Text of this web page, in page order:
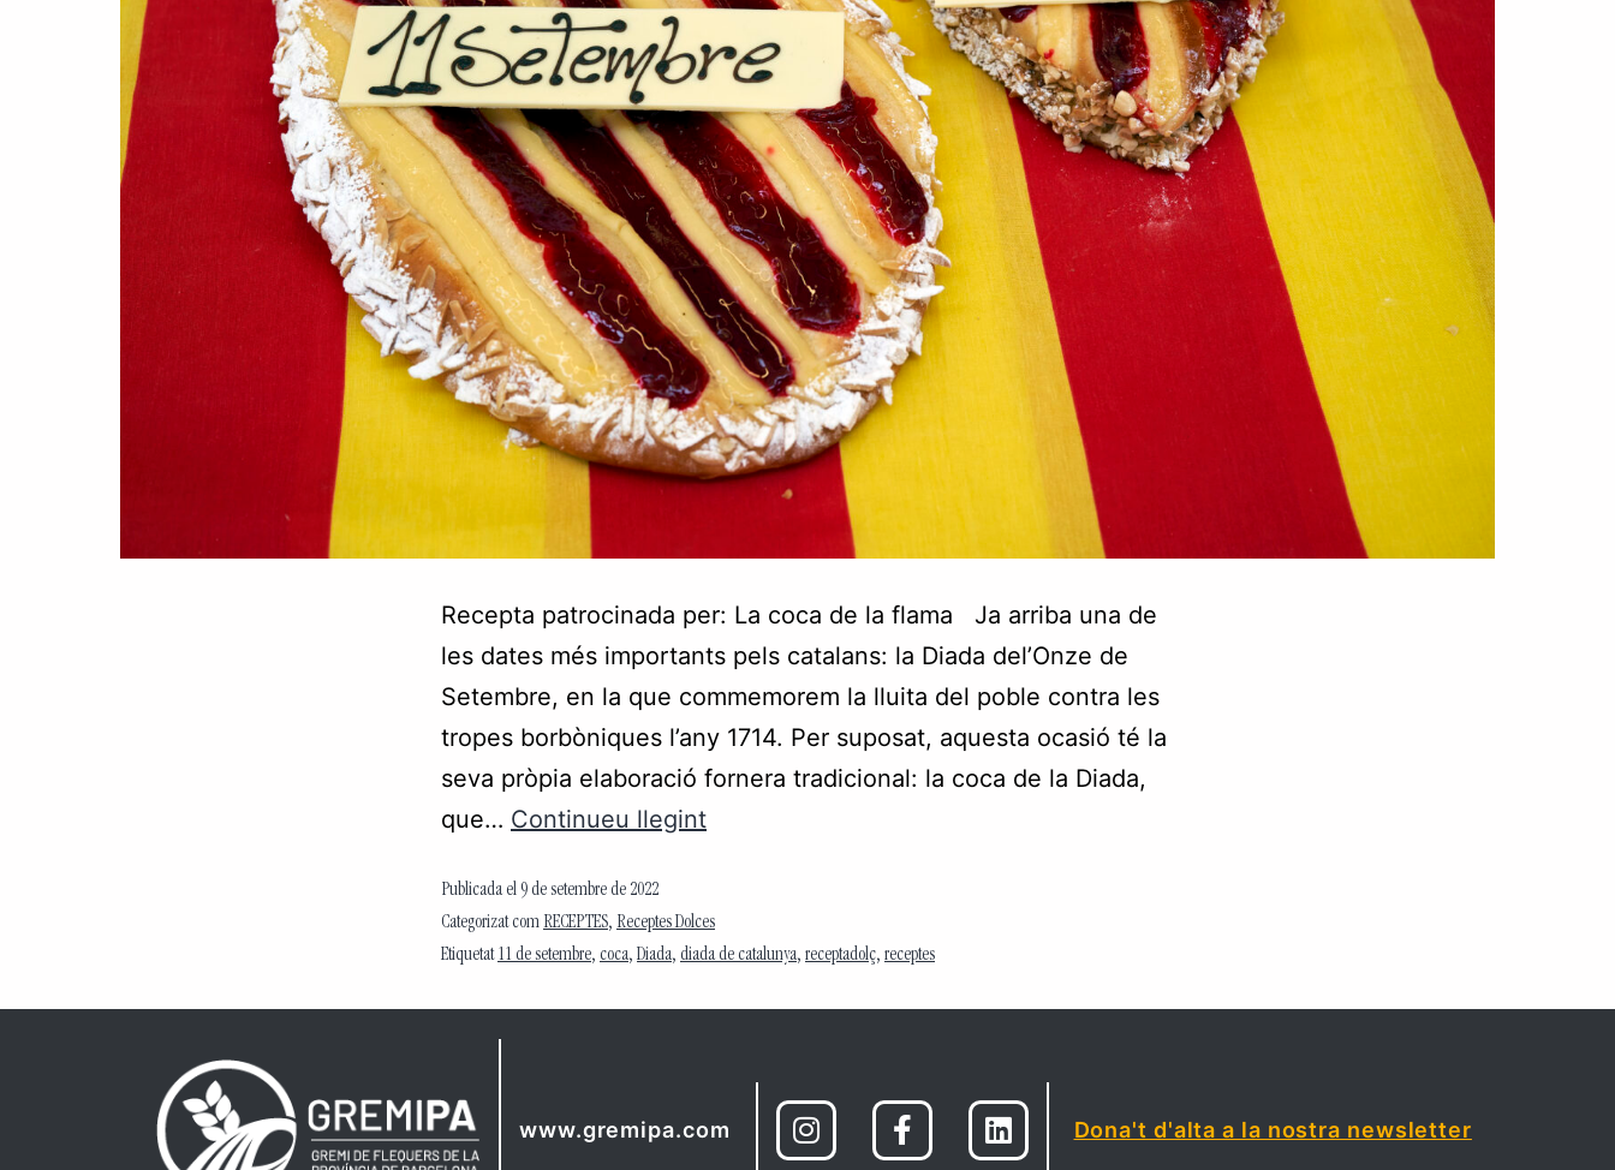
Recepta patrocinada per: La coca de la flama Ja arriba una de
les dates més importants pels catalans: la Diada del’Onze de
Setembre, en la que commemorem la lluita del poble contra les
tropes borbòniques l’any 1714. Per suposat, aquesta ocasió té la
seva pròpia elaboració fornera tradicional: la coca de la Diada,
que… Continueu llegint
Publicada el 9 de setembre de 2022
Categorizat comRECEPTES, Receptes Dolces
Etiquetat11 de setembre, coca, Diada, diada de catalunya, receptadolç, receptes
www.gremipa.com Dona't d'alta a la nostra newsletter